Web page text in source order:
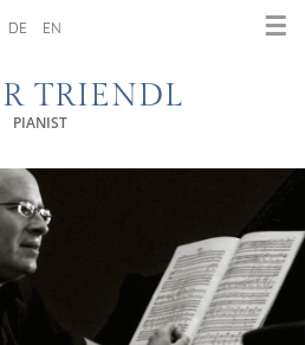
DE EN ☰
TRIENDL
PIANIST